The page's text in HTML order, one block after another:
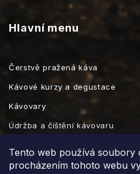
Tento web používá soubory
procházením tohoto webu
Hlavní menu
Čerstvě pražená káva
Kávové kurzy a degustace
Kávovary
Údržba a čištění kávovaru